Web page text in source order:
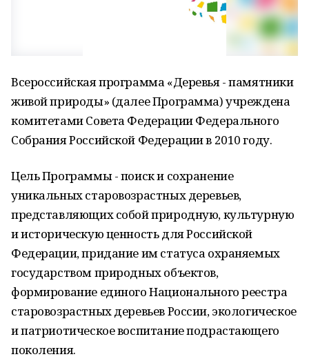
Всероссийская программа «Деревья - памятники
живой природы» (далее Программа) учреждена
комитетами Совета Федерации Федерального
Собрания Российской Федерации в 2010 году.
Цель Программы - поиск и сохранение
уникальных старовозрастных деревьев,
представляющих собой природную, культурную
и историческую ценность для Российской
Федерации, придание им статуса охраняемых
государством природных объектов,
формирование единого Национального реестра
старовозрастных деревьев России, экологическое
и патриотическое воспитание подрастающего
поколения.